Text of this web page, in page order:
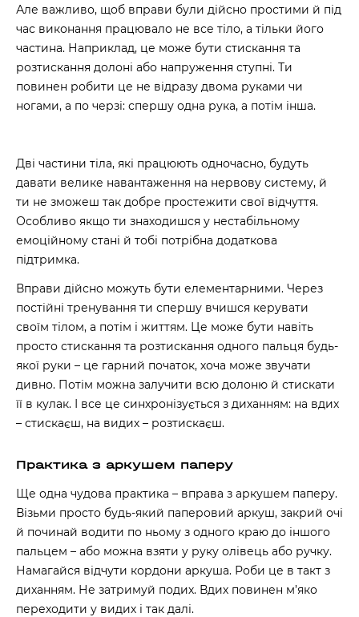
Але важливо, щоб вправи були дійсно простими й під
час виконання працювало не все тіло, а тільки його
частина. Наприклад, це може бути стискання та
розтискання долоні або напруження ступні. Ти
повинен робити це не відразу двома руками чи
ногами, а по черзі: спершу одна рука, а потім інша.
Дві частини тіла, які працюють одночасно, будуть
давати велике навантаження на нервову систему, й
ти не зможеш так добре простежити свої відчуття.
Особливо якщо ти знаходишся у нестабільному
емоційному стані й тобі потрібна додаткова
підтримка.
Вправи дійсно можуть бути елементарними. Через
постійні тренування ти спершу вчишся керувати
своїм тілом, а потім і життям. Це може бути навіть
просто стискання та розтискання одного пальця будь-
якої руки – це гарний початок, хоча може звучати
дивно. Потім можна залучити всю долоню й стискати
її в кулак. І все це синхронізується з диханням: на вдих
– стискаєш, на видих – розтискаєш.
Практика з аркушем паперу
Ще одна чудова практика – вправа з аркушем паперу.
Візьми просто будь-який паперовий аркуш, закрий очі
й починай водити по ньому з одного краю до іншого
пальцем – або можна взяти у руку олівець або ручку.
Намагайся відчути кордони аркуша. Роби це в такт з
диханням. Не затримуй подих. Вдих повинен м’яко
переходити у видих і так далі.